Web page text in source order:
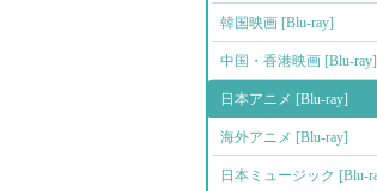
韓国映画 [Blu-ray]
中国・香港映画 [Blu-ray]
日本アニメ [Blu-ray]
海外アニメ [Blu-ray]
日本ミュージック [Blu-